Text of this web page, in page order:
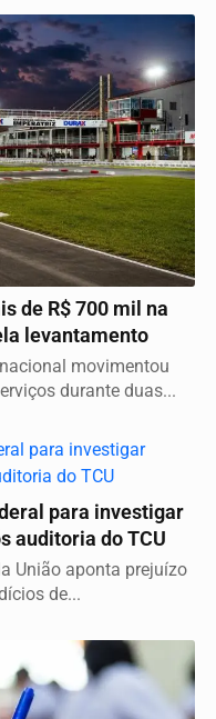
de R$ 700 mil na
levantamento
movimentou
durante duas...
para investigar
auditoria do TCU
União aponta prejuízo
de...